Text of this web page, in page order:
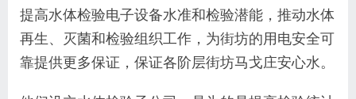
提高水体检验电子设备水准和检验潜能，推动水体
再生、灭菌和检验组织工作，为街坊的用电安全可
靠提供更多保证，保证各阶层街坊马戈庄安心水。